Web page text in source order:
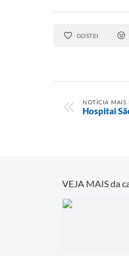
GOSTEI
NOTÍCIA MAIS
Hospital
VEJA MAIS da